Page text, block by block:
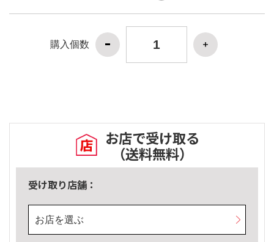
購入個数
お店で受け取る
（送料無料）
受け取り店舗：
お店を選ぶ